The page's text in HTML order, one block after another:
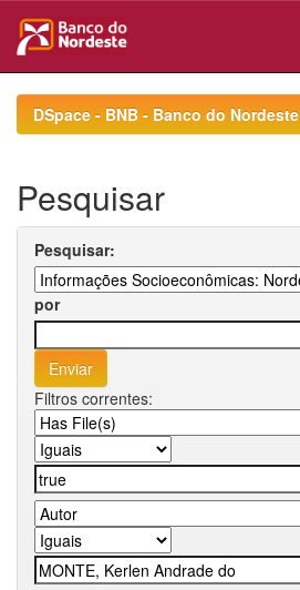
navigationDSpace - BNB - Banco do
Pesquisar
Pesquisar:
por
Filtros correntes: